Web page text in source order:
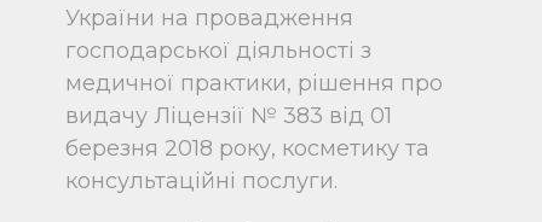
України на провадження
господарської діяльності з
медичної практики, рішення про
видачу Ліцензії № 383 від 01
березня 2018 року, косметику та
консультаційні послуги.